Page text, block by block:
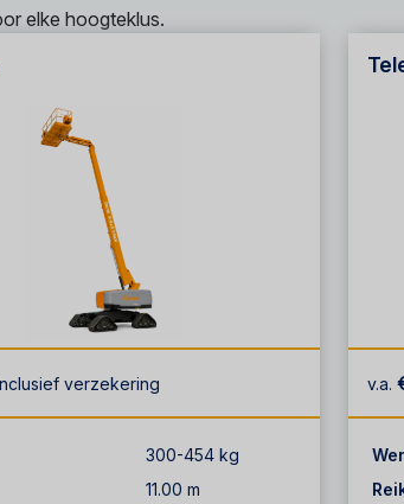
elke hoogteklus.
verzekering
300-454 kg
11.00 m
v.a.